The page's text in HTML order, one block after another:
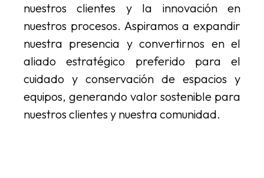
nuestros clientes y la innovación en
nuestros procesos. Aspiramos a expandir
nuestra presencia y convertirnos en el
aliado estratégico preferido para el
cuidado y conservación de espacios y
equipos, generando valor sostenible para
nuestros clientes y nuestra comunidad.